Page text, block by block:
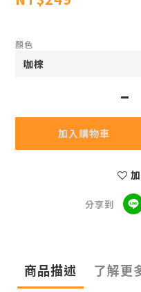
顏色
加入購物車
分享到
商品描述 了解更